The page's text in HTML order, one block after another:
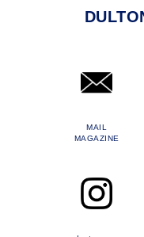
MAIL
MAGAZINE